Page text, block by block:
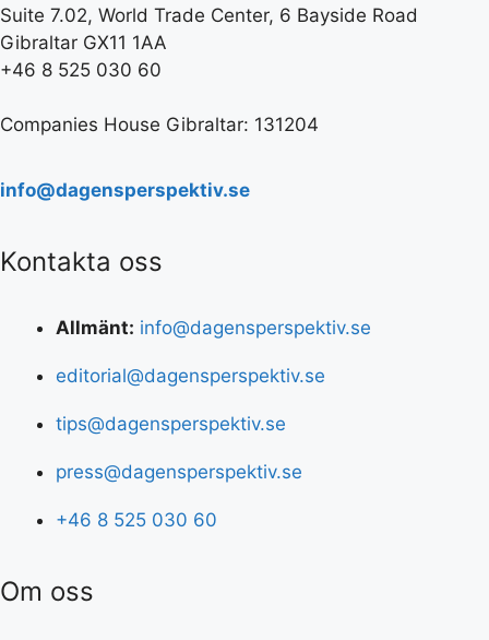
Suite 7.02, World Trade Center, 6 Bayside Road
Gibraltar GX11 1AA
+46 8 525 030 60
Companies House Gibraltar: 131204
info@dagensperspektiv.se
Kontakta oss
Allmänt: info@dagensperspektiv.se
editorial@dagensperspektiv.se
tips@dagensperspektiv.se
press@dagensperspektiv.se
+46 8 525 030 60
Om oss